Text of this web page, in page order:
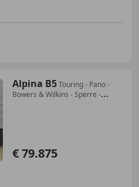
Alpina B5Touring - Pano -
Bowers & Wilkins - Sperre -
€ 79.875